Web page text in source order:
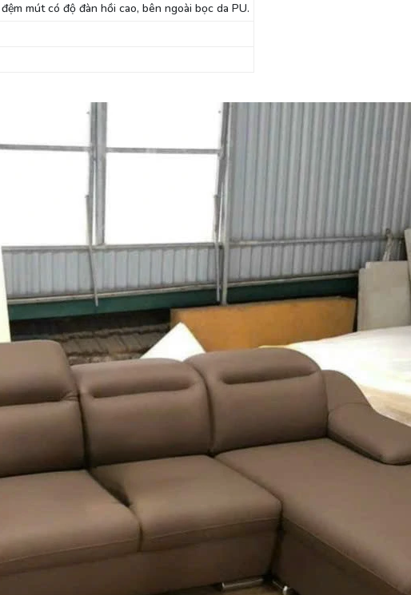
mút có độ đàn hồi cao, bên ngoài bọc da PU.